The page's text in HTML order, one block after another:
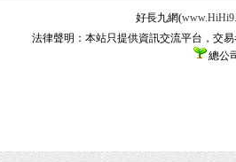
好長九網(
法律聲明：本站只提供資訊交流平台，交
總公